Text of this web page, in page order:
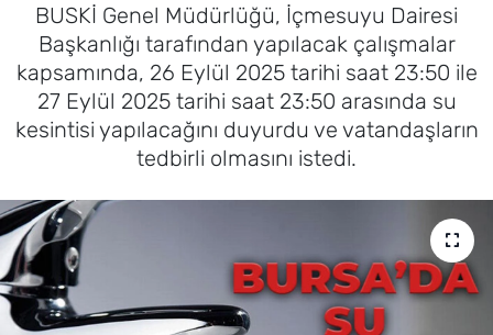
BUSKİ Genel Müdürlüğü, İçmesuyu Dairesi
Başkanlığı tarafından yapılacak çalışmalar
kapsamında, 26 Eylül 2025 tarihi saat 23:50 ile
27 Eylül 2025 tarihi saat 23:50 arasında su
kesintisi yapılacağını duyurdu ve vatandaşların
tedbirli olmasını istedi.